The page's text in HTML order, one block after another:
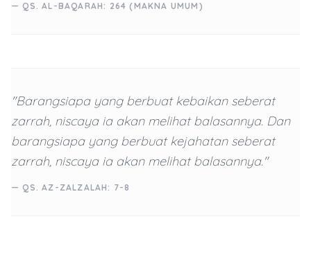
— QS. AL-BAQARAH: 264 (MAKNA UMUM)
"Barangsiapa yang berbuat kebaikan seberat
zarrah, niscaya ia akan melihat balasannya. Dan
barangsiapa yang berbuat kejahatan seberat
zarrah, niscaya ia akan melihat balasannya."
— QS. AZ-ZALZALAH: 7-8